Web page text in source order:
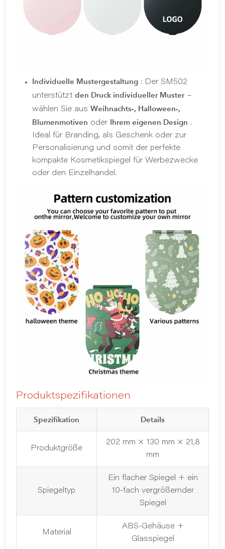
Individuelle Mustergestaltung : Der SM502
unterstützt den Druck individueller Muster–
wählen Sie aus Weihnachts-, Halloween-,
Blumenmotiven oder Ihrem eigenen Design .
Ideal für Branding, als Geschenk oder zur
Personalisierung und somit der perfekte
kompakte Kosmetikspiegel für Werbezwecke
oder den Einzelhandel.
Produktspezifikationen
Spezifikation Details
Produktgröße
202 mm × 130 mm × 21,8
mm
Spiegeltyp
Ein flacher Spiegel + ein
10-fach vergrößernder
Spiegel
Material
ABS-Gehäuse +
Glasspiegel